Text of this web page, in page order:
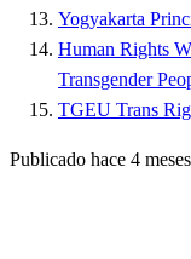
Yogyakarta
Human Rights
Transgender
TGEU Trans
Publicado hace 4 meses